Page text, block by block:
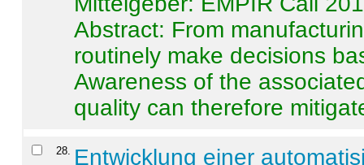
Abstract: From
routinely make decisions
Awareness of the
quality can therefore
28. Entwicklung einer